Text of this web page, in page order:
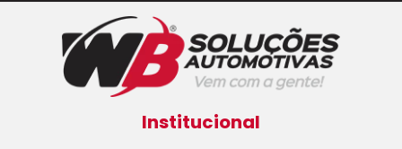
Institucional